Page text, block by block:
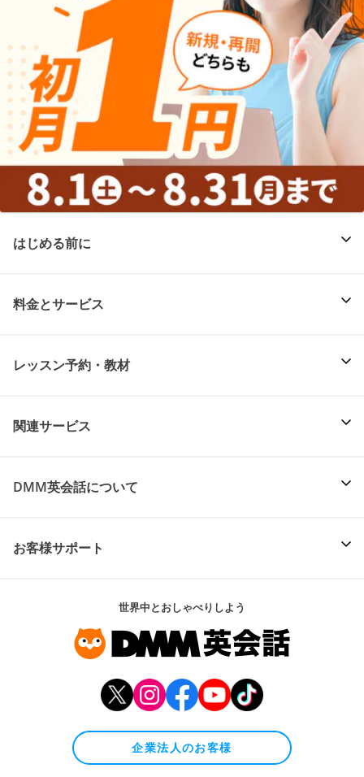
はじめる前に
料金とサービス
レッスン予約・教材
関連サービス
DMM英会話について
お客様サポート
世界中とおしゃべりしよう
企業法人のお客様